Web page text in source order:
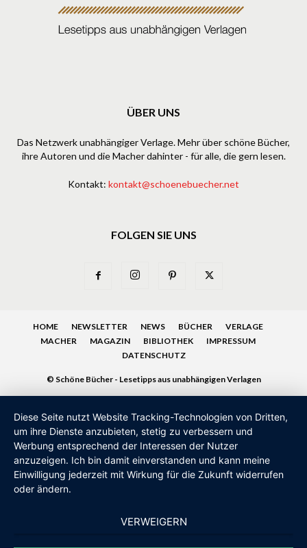
ÜBER UNS
Das Netzwerk unabhängiger Verlage. Mehr über schöne Bücher,
ihre Autoren und die Macher dahinter - für alle, die gern lesen.
Kontakt: kontakt@schoenebuecher.net
FOLGEN SIE UNS
HOME NEWSLETTER NEWS BÜCHER
VERLAGE
MACHER
MAGAZIN BIBLIOTHEK
IMPRESSUM
DATENSCHUTZ
© Schöne Bücher - Lesetipps aus unabhängigen Verlagen
Diese Seite nutzt Website Tracking-Technologien von Dritten,
um ihre Dienste anzubieten, stetig zu verbessern und
Werbung entsprechend der Interessen der Nutzer
anzuzeigen. Ich bin damit einverstanden und kann meine
Einwilligung jederzeit mit Wirkung für die Zukunft widerrufen
oder ändern.
VERWEIGERN